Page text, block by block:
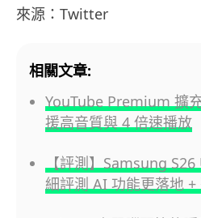
來源：Twitter
相關文章:
YouTube Premium 擴
援高音質與 4 倍速播放
【評測】Samsung
細評測 AI 功能更落地